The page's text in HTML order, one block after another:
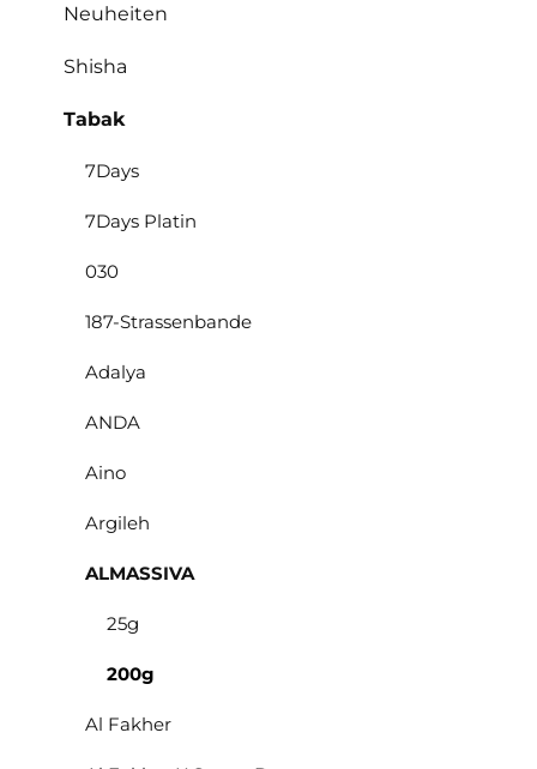
Neuheiten
Shisha
Tabak
7Days
7Days Platin
030
187-Strassenbande
Adalya
ANDA
Aino
Argileh
ALMASSIVA
25g
200g
Al Fakher